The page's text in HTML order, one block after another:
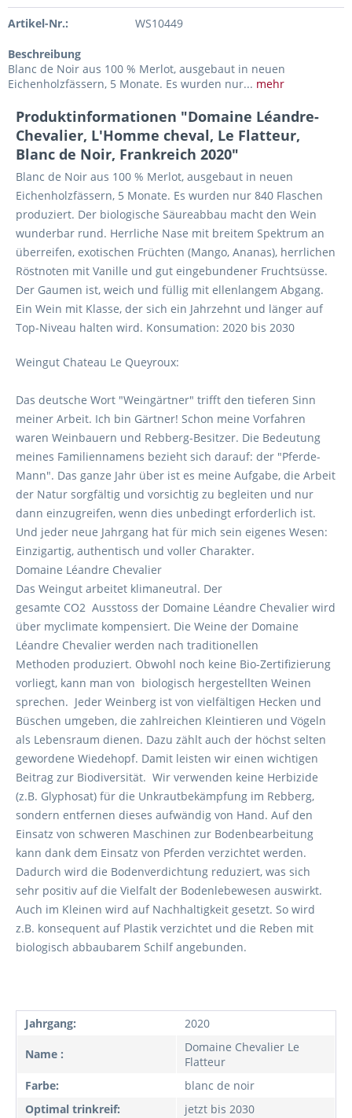
Artikel-Nr.: WS10449
Beschreibung
Blanc de Noir aus 100 % Merlot, ausgebaut in neuen
Eichenholzfässern, 5 Monate. Es wurden nur... mehr
Produktinformationen "Domaine Léandre-
Chevalier, L'Homme cheval, Le Flatteur,
Blanc de Noir, Frankreich 2020"
Blanc de Noir aus 100 % Merlot, ausgebaut in neuen
Eichenholzfässern, 5 Monate. Es wurden nur 840 Flaschen
produziert. Der biologische Säureabbau macht den Wein
wunderbar rund. Herrliche Nase mit breitem Spektrum an
überreifen, exotischen Früchten (Mango, Ananas), herrlichen
Röstnoten mit Vanille und gut eingebundener Fruchtsüsse.
Der Gaumen ist, weich und füllig mit ellenlangem Abgang.
Ein Wein mit Klasse, der sich ein Jahrzehnt und länger auf
Top-Niveau halten wird. Konsumation: 2020 bis 2030
Weingut Chateau Le Queyroux:
Das deutsche Wort "Weingärtner" trifft den tieferen Sinn
meiner Arbeit. Ich bin Gärtner! Schon meine Vorfahren
waren Weinbauern und Rebberg-Besitzer. Die Bedeutung
meines Familiennamens bezieht sich darauf: der "Pferde-
Mann". Das ganze Jahr über ist es meine Aufgabe, die Arbeit
der Natur sorgfältig und vorsichtig zu begleiten und nur
dann einzugreifen, wenn dies unbedingt erforderlich ist.
Und jeder neue Jahrgang hat für mich sein eigenes Wesen:
Einzigartig, authentisch und voller Charakter.
Domaine Léandre Chevalier
Das Weingut arbeitet klimaneutral. Der
gesamte CO2 Ausstoss der Domaine Léandre Chevalier wird
über myclimate kompensiert. Die Weine der Domaine
Léandre Chevalier werden nach traditionellen
Methoden produziert. Obwohl noch keine Bio-Zertifizierung
vorliegt, kann man von biologisch hergestellten Weinen
sprechen. Jeder Weinberg ist von vielfältigen Hecken und
Büschen umgeben, die zahlreichen Kleintieren und Vögeln
als Lebensraum dienen. Dazu zählt auch der höchst selten
gewordene Wiedehopf. Damit leisten wir einen wichtigen
Beitrag zur Biodiversität. Wir verwenden keine Herbizide
(z.B. Glyphosat) für die Unkrautbekämpfung im Rebberg,
sondern entfernen dieses aufwändig von Hand. Auf den
Einsatz von schweren Maschinen zur Bodenbearbeitung
kann dank dem Einsatz von Pferden verzichtet werden.
Dadurch wird die Bodenverdichtung reduziert, was sich
sehr positiv auf die Vielfalt der Bodenlebewesen auswirkt.
Auch im Kleinen wird auf Nachhaltigkeit gesetzt. So wird
z.B. konsequent auf Plastik verzichtet und die Reben mit
biologisch abbaubarem Schilf angebunden.
Jahrgang: 2020
Name :
Domaine Chevalier Le
Flatteur
Farbe:
blanc de noir
Optimal trinkreif:
jetzt bis 2030